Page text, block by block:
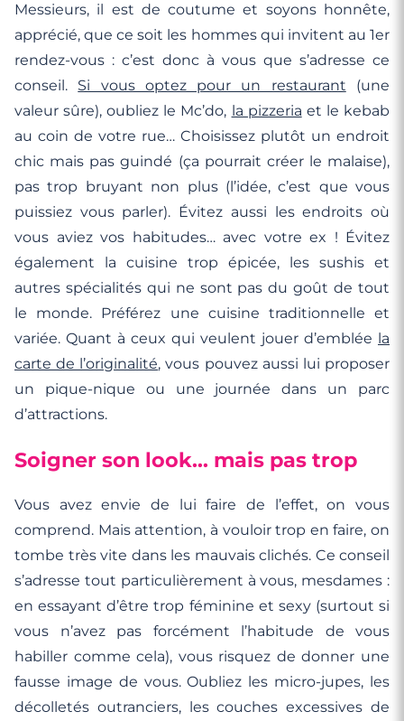
Messieurs, il est de coutume et soyons honnête,
apprécié, que ce soit les hommes qui invitent au 1er
rendez-vous : c’est donc à vous que s’adresse ce
conseil. Si vous optez pour un restaurant (une
valeur sûre), oubliez le Mc’do, la pizzeria et le kebab
au coin de votre rue… Choisissez plutôt un endroit
chic mais pas guindé (ça pourrait créer le malaise),
pas trop bruyant non plus (l’idée, c’est que vous
puissiez vous parler). Évitez aussi les endroits où
vous aviez vos habitudes… avec votre ex ! Évitez
également la cuisine trop épicée, les sushis et
autres spécialités qui ne sont pas du goût de tout
le monde. Préférez une cuisine traditionnelle et
variée. Quant à ceux qui veulent jouer d’emblée la
carte de l’originalité, vous pouvez aussi lui proposer
un pique-nique ou une journée dans un parc
d’attractions.
Soigner son look… mais pas trop
Vous avez envie de lui faire de l’effet, on vous
comprend. Mais attention, à vouloir trop en faire, on
tombe très vite dans les mauvais clichés. Ce conseil
s’adresse tout particulièrement à vous, mesdames :
en essayant d’être trop féminine et sexy (surtout si
vous n’avez pas forcément l’habitude de vous
habiller comme cela), vous risquez de donner une
fausse image de vous. Oubliez les micro-jupes, les
décolletés outranciers, les couches excessives de